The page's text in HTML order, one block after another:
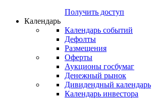
Получить доступ
Календарь
Календарь событий
Дефолты
Размещения
Оферты
Аукционы госбумаг
Денежный рынок
Дивидендный календарь
Календарь инвестора